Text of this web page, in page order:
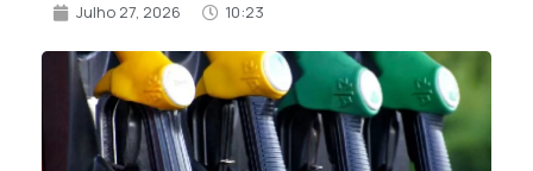
Julho 27, 2026 10:23